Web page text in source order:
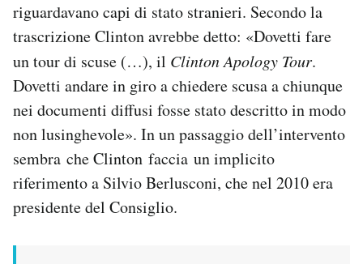
riguardavano capi di stato stranieri. Secondo la
trascrizione Clinton avrebbe detto: «Dovetti fare
un tour di scuse (…), il Clinton Apology Tour.
Dovetti andare in giro a chiedere scusa a chiunque
nei documenti diffusi fosse stato descritto in modo
non lusinghevole». In un passaggio dell’intervento
sembra che Clinton faccia un implicito
riferimento a Silvio Berlusconi, che nel 2010 era
presidente del Consiglio.